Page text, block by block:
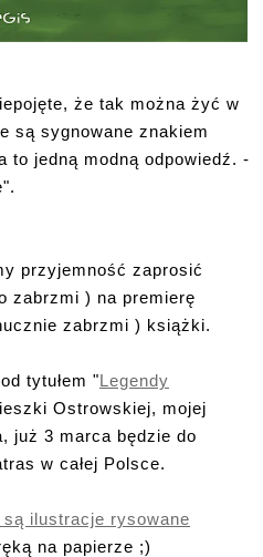
że tak można żyć w
są sygnowane znakiem
to jedną modną odpowiedź. -
przyjemność zaprosić
zabrzmi ) na premierę
zabrzmi ) książki.
tytułem "Legendy
Ostrowskiej, mojej
już 3 marca będzie do
w całej Polsce.
są ilustracje rysowane
na papierze ;)